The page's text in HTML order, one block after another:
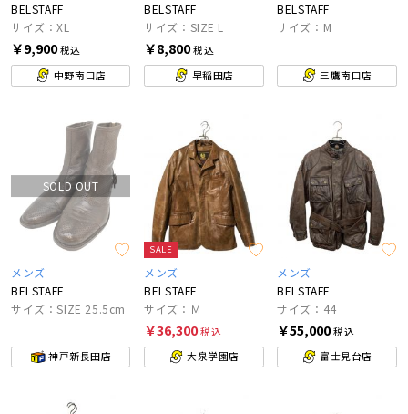
BELSTAFF
サイズ：XL
￥9,900税込
中野南口店
BELSTAFF
サイズ：SIZE L
￥8,800税込
早稲田店
BELSTAFF
サイズ：M
三鷹南口店
SOLD OUT
メンズ
BELSTAFF
サイズ：SIZE 25.5cm
神戸新長田店
SALE
メンズ
BELSTAFF
サイズ：Ｍ
￥36,300税込
大泉学園店
メンズ
BELSTAFF
サイズ：44
￥55,000税込
富士見台店